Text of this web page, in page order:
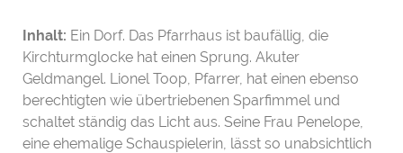
Inhalt: Ein Dorf. Das Pfarrhaus ist baufällig, die
Kirchturmglocke hat einen Sprung. Akuter
Geldmangel. Lionel Toop, Pfarrer, hat einen ebenso
berechtigten wie übertriebenen Sparfimmel und
schaltet ständig das Licht aus. Seine Frau Penelope,
eine ehemalige Schauspielerin, lässt so unabsichtlich